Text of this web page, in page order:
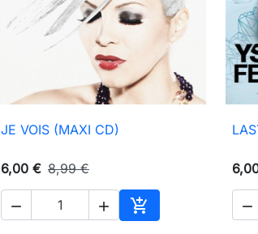
 Aperçu rapide
JE VOIS (MAXI CD)
6,00 € 8,99 €
  
Ajouter au panier
